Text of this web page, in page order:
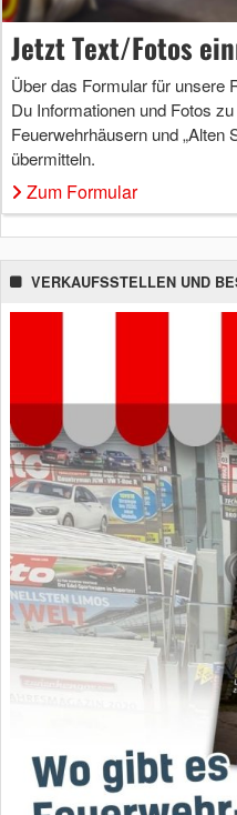
Jetzt Text/Fotos
Über das Formular für unsere
Du Informationen und Fotos
Feuerwehrhäusern und „Alten
übermitteln.
Zum Formular
VERKAUFSSTELLEN UND